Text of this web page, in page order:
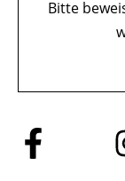
Bitte
Folge
uns